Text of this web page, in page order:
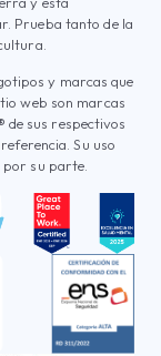
Prueba tanto de la
y marcas que
web son marcas
de sus respectivos
Su uso
por su parte.